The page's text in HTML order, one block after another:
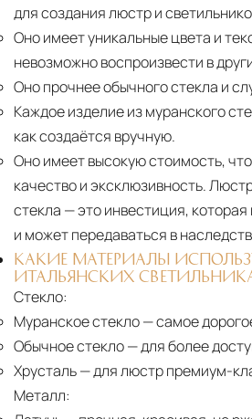
для создания люстр и
Оно имеет уникальные цвета и
невозможно воспроизвести в
Оно прочнее обычного стекла и
Каждое изделие из муранского
как создаётся вручную.
Оно имеет высокую стоимость,
качество и эксклюзивность.
стекла — это инвестиция,
и может передаваться в
КАКИЕ МАТЕРИАЛЫ
ИТАЛЬЯНСКИХ
Стекло:
Муранское стекло— самое
Обычное стекло— для более
Хрусталь— для люстр премиум-
Металл: